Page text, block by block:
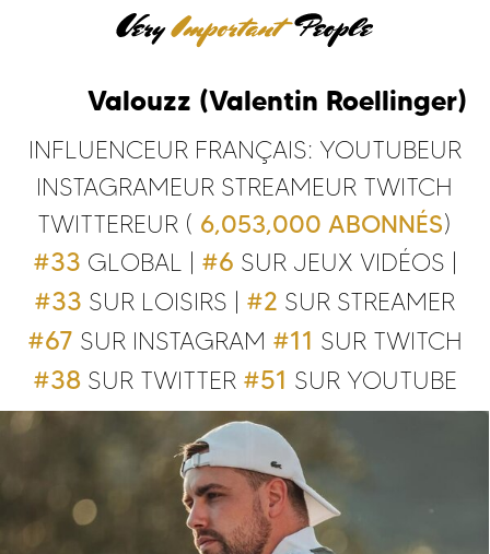
Valouzz (Valentin Roellinger)
INFLUENCEUR FRANÇAIS: YOUTUBEUR
INSTAGRAMEUR STREAMEUR TWITCH
TWITTEREUR ( 6,053,000 ABONNÉS)
#33 GLOBAL | #6 SUR JEUX VIDÉOS |
#33 SUR LOISIRS | #2 SUR STREAMER
#67 SUR INSTAGRAM #11 SUR TWITCH
#38SUR TWITTER #51 SUR YOUTUBE